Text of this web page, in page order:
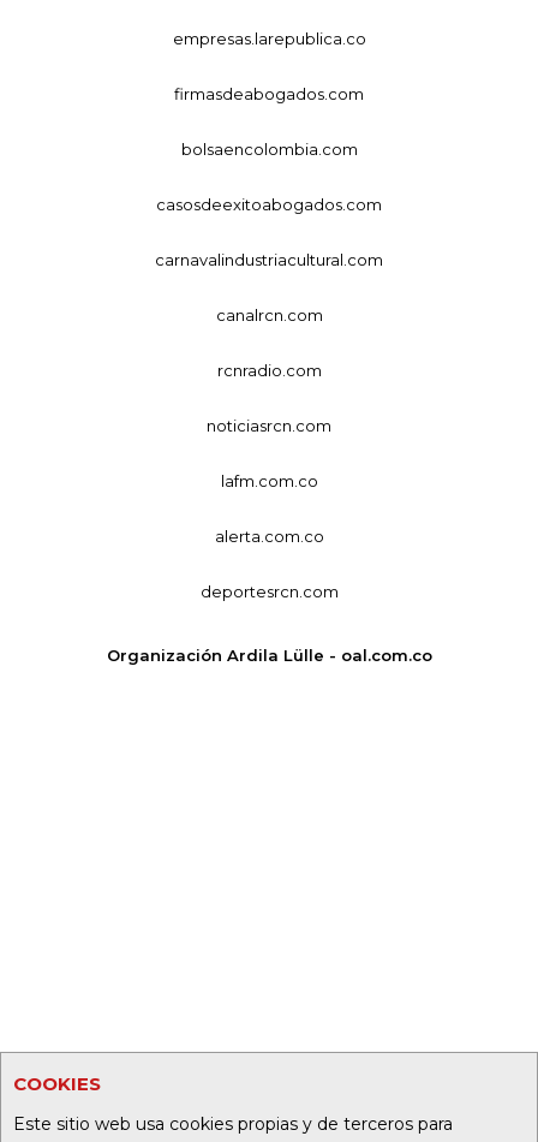
COOKIES
Este sitio web usa cookies propias y de terceros para
empresas.larepublica.co
firmasdeabogados.com
bolsaencolombia.com
casosdeexitoabogados.com
carnavalindustriacultural.com
canalrcn.com
rcnradio.com
noticiasrcn.com
lafm.com.co
alerta.com.co
deportesrcn.com
Organización Ardila Lülle - oal.com.co